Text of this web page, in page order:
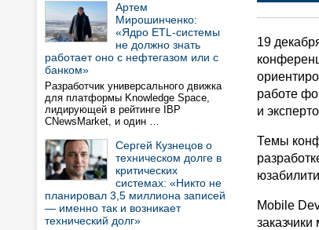
Артем
Мирошинченко:
«Ядро ETL-системы
не должно знать
работает оно с нефтегазом или с
банком»
Разработчик универсального движка
для платформы Knowledge Space,
лидирующей в рейтинге IBP
CNewsMarket, и один …
Сергей Кузнецов о
техническом долге в
критических
системах: «Никто не
планировал 3,5 миллиона записей
— именно так и возникает
технический долг»
19
работе
и
Темы
Mobile